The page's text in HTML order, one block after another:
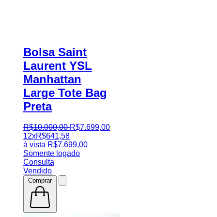
Bolsa Saint
Laurent YSL
Manhattan
Large Tote Bag
Preta
R$10.000,00 R$7.699,00
12xR$641,58
à vista R$7.699,00
Somente logado
Consulta
Vendido
Comprar